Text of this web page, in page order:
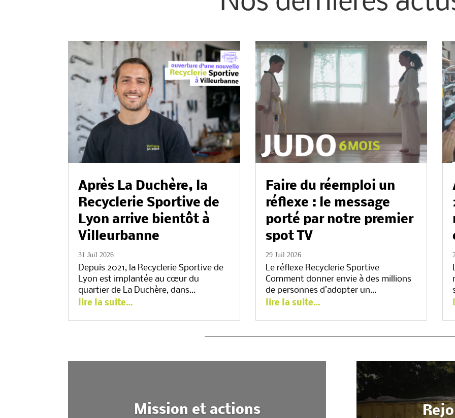
Après La Duchère, la
Recyclerie Sportive de
Lyon arrive bientôt à
Villeurbanne
31 Juil 2026
Depuis 2021, la Recyclerie Sportive de
Lyon est implantée au cœur du
quartier de La Duchère, dans…
lire la suite…
Faire du réemploi un
réflexe : le message
porté par notre premier
spot TV
29 Juil 2026
Le réflexe Recyclerie Sportive
Comment donner envie à des millions
de personnes d’adopter un…
lire la suite…
Mission et actions